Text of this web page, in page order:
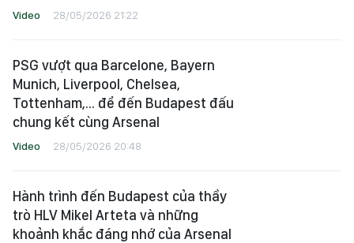
Video 28/05/2026 21:22
PSG vượt qua Barcelone, Bayern
Munich, Liverpool, Chelsea,
Tottenham,... để đến Budapest đấu
chung kết cùng Arsenal
Video 28/05/2026 20:48
Hành trình đến Budapest của thầy
trò HLV Mikel Arteta và những
khoảnh khắc đáng nhớ của Arsenal